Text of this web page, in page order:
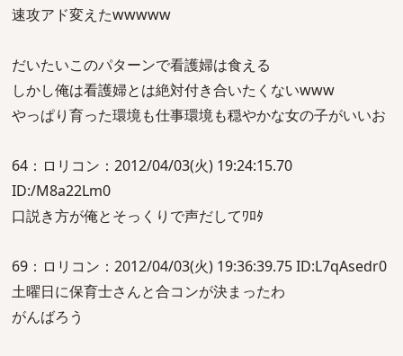
速攻アド変えたwwwww
だいたいこのパターンで看護婦は食える
しかし俺は看護婦とは絶対付き合いたくないwww
やっぱり育った環境も仕事環境も穏やかな女の子がいいお
64：ロリコン：2012/04/03(火) 19:24:15.70
ID:/M8a22Lm0
口説き方が俺とそっくりで声だしてﾜﾛﾀ
69：ロリコン：2012/04/03(火) 19:36:39.75 ID:L7qAsedr0
土曜日に保育士さんと合コンが決まったわ
がんばろう